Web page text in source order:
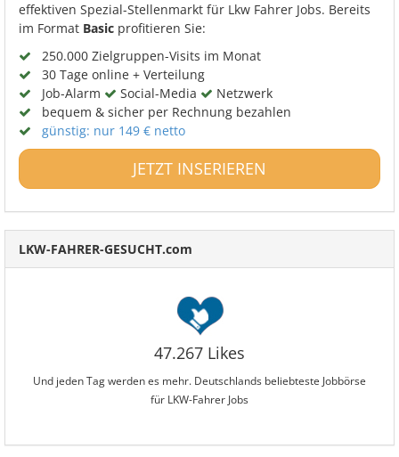
effektiven Spezial-Stellenmarkt für Lkw Fahrer Jobs. Bereits
im Format Basic profitieren Sie:
250.000 Zielgruppen-Visits im Monat
30 Tage online + Verteilung
Job-Alarm
Social-Media
Netzwerk
bequem & sicher per Rechnung bezahlen
günstig: nur 149 € netto
JETZT INSERIEREN
LKW-FAHRER-GESUCHT.com
47.267 Likes
Und jeden Tag werden es mehr. Deutschlands beliebteste Jobbörse
für LKW-Fahrer Jobs